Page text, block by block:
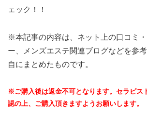
ェック！！
※本記事の内容は、ネット上の口コミ
ー、メンズエステ関連ブログなどを参
自にまとめたものです。
※ご購入後は返金不可となります。セラピス
認の上、ご購入頂きますようお願いします。